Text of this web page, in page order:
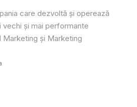
care dezvoltă și operează
vechi și mai performante
Marketing și Marketing